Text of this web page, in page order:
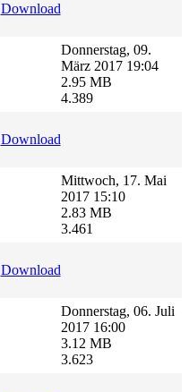
Download
Donnerstag, 09.
März 2017 19:04
2.95 MB
4.389
Download
Mittwoch, 17. Mai
2017 15:10
2.83 MB
3.461
Download
Donnerstag, 06. Juli
2017 16:00
3.12 MB
3.623